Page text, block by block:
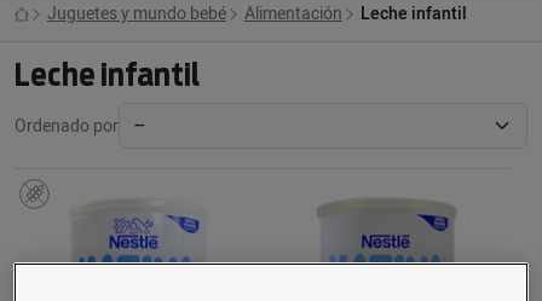
Juguetes y mundo bebé Alimentación Leche infantil
Leche infantil
Ordenado por